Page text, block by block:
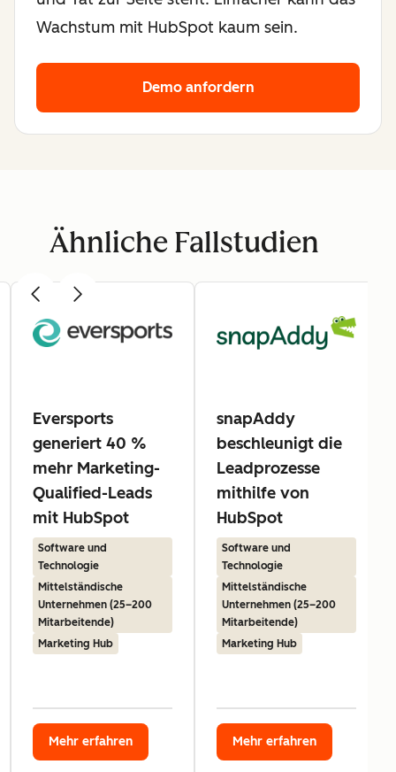
Wachstum mit HubSpot kaum sein.
Demo anfordern
Ähnliche Fallstudien
Eversports
generiert 40 %
mehr Marketing-
Qualified-Leads
mit HubSpot
Software und
Technologie
Mittelständische
Unternehmen (25–200
Mitarbeitende)
Marketing Hub
Mehr erfahren
snapAddy
beschleunigt die
Leadprozesse
mithilfe von
HubSpot
Software und
Technologie
Mittelständische
Unternehmen (25–200
Mitarbeitende)
Marketing Hub
Mehr erfahren